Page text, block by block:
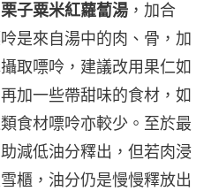
子粟米紅蘿蔔湯 ，加合
是來自湯中的肉、骨，加
取嘌呤，建議改用果仁如
加一些帶甜味的食材，如
食材嘌呤亦較少。至於最
減低油分釋出，但若肉浸
櫃，油分仍是慢慢釋放出